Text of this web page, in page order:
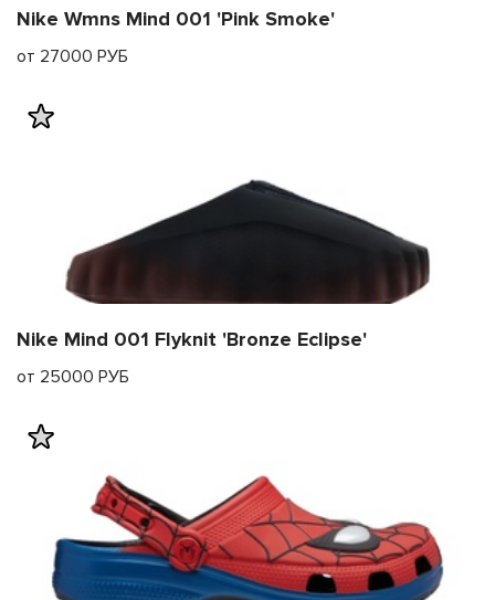
Nike Wmns Mind 001 'Pink Smoke'
от 27000 РУБ
Nike Mind 001 Flyknit 'Bronze Eclipse'
от 25000 РУБ